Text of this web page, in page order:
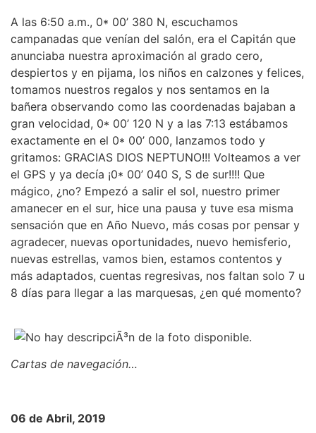
A las 6:50 a.m., 0* 00’ 380 N, escuchamos
campanadas que venían del salón, era el Capitán que
anunciaba nuestra aproximación al grado cero,
despiertos y en pijama, los niños en calzones y felices,
tomamos nuestros regalos y nos sentamos en la
bañera observando como las coordenadas bajaban a
gran velocidad, 0* 00’ 120 N y a las 7:13 estábamos
exactamente en el 0* 00’ 000, lanzamos todo y
gritamos: GRACIAS DIOS NEPTUNO!!! Volteamos a ver
el GPS y ya decía ¡0* 00’ 040 S, S de sur!!!! Que
mágico, ¿no? Empezó a salir el sol, nuestro primer
amanecer en el sur, hice una pausa y tuve esa misma
sensación que en Año Nuevo, más cosas por pensar y
agradecer, nuevas oportunidades, nuevo hemisferio,
nuevas estrellas, vamos bien, estamos contentos y
más adaptados, cuentas regresivas, nos faltan solo 7 u
8 días para llegar a las marquesas, ¿en qué momento?
Cartas de navegación…
06 de Abril, 2019